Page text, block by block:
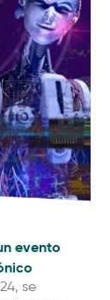
evento
se